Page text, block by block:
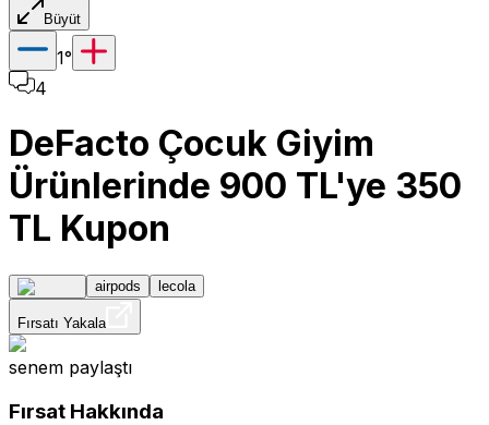
Büyüt
1°
4
DeFacto Çocuk Giyim
Ürünlerinde 900 TL'ye 350
TL Kupon
airpods lecola
Fırsatı Yakala
senem paylaştı
Fırsat Hakkında